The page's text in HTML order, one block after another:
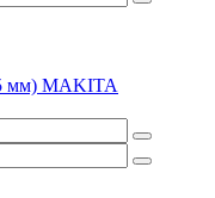
мм) MAKITA